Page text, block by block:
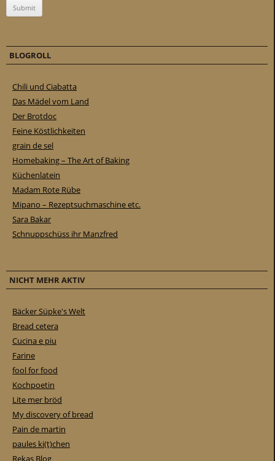
BLOGROLL
Chili und Ciabatta
Das Mädel vom Land
Der Brotdoc
Feine Köstlichkeiten
grain de sel
Homebaking – The Art of Baking
Küchenlatein
Madam Rote Rübe
Mipano – Rezeptsuchmaschine etc.
Sara Bakar
Schnuppschüss ihr Manzfred
NICHT MEHR AKTIV
Bäcker Süpke's Welt
Bread cetera
Cucina e piu
Farine
fool for food
Kochpoetin
Lite mer bröd
My discovery of bread
Pain de martin
paules ki(t)chen